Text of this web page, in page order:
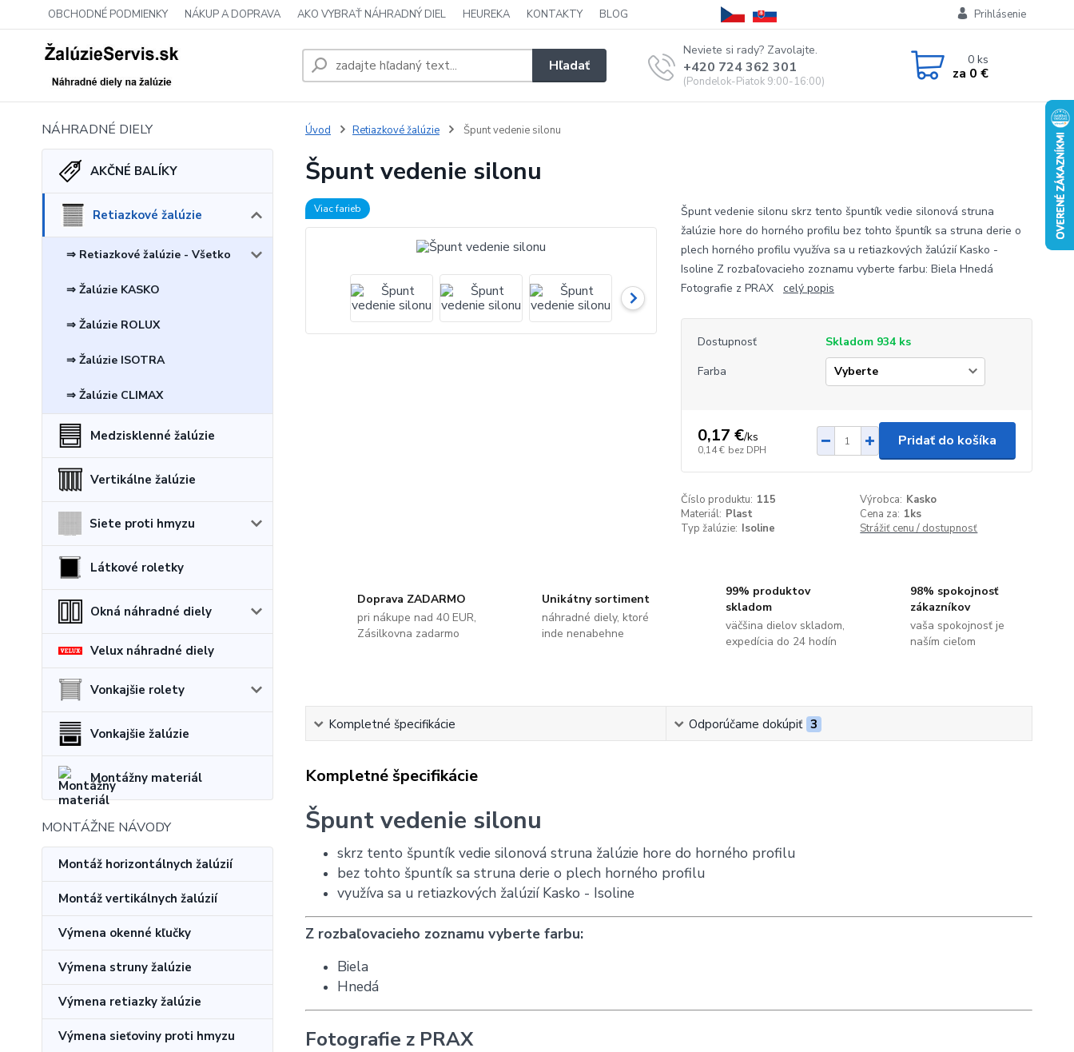
OBCHODNÉ PODMIENKY NÁKUP A DOPRAVA AKO VYBRAŤ NÁHRADNÝ DIEL HEUREKA KONTAKTY BLOG Prihlásenie
Hľadať
Neviete si rady? Zavolajte.
+420 724 362 301
(Pondelok-Piatok 9:00-16:00)
0ks
za 0 €
NÁHRADNÉ DIELY
AKČNÉ BALÍKY
Retiazkové žalúzie
⇒ Retiazkové žalúzie - Všetko
⇒ Žalúzie KASKO
⇒ Žalúzie ROLUX
⇒ Žalúzie ISOTRA
⇒ Žalúzie CLIMAX
Medzisklenné žalúzie
Vertikálne žalúzie
Siete proti hmyzu
Látkové roletky
Okná náhradné diely
Velux náhradné diely
Vonkajšie rolety
Vonkajšie žalúzie
Montážny materiál
MONTÁŽNE NÁVODY
Montáž horizontálnych žalúzií
Montáž vertikálnych žalúzií
Výmena okenné kľučky
Výmena struny žalúzie
Výmena retiazky žalúzie
Výmena sieťoviny proti hmyzu
Úvod Retiazkové žalúzie Špunt vedenie silonu
Špunt vedenie silonu
Viac farieb
Špunt vedenie silonu skrz tento špuntík vedie silonová struna
žalúzie hore do horného profilu bez tohto špuntík sa struna derie o
plech horného profilu využíva sa u retiazkových žalúzií Kasko -
Isoline Z rozbaľovacieho zoznamu vyberte farbu: Biela Hnedá
Fotografie z PRAX celý popis
Dostupnosť
Skladom 934 ks
Farba
0,17 €/ks
0,14 € bez DPH
Pridať do košíka
Číslo produktu: 115 Výrobca: Kasko
Materiál: Plast Cena za: 1ks
Typ žalúzie: Isoline Strážiť cenu / dostupnosť
Doprava ZADARMO
pri nákupe nad 40 EUR,
Zásilkovna zadarmo
Unikátny sortiment
náhradné diely, ktoré
inde nenabehne
99% produktov
skladom
väčšina dielov skladom,
expedícia do 24 hodín
98% spokojnosť
zákazníkov
vaša spokojnosť je
naším cieľom
Kompletné špecifikácie Odporúčame dokúpiť 3
Kompletné špecifikácie
Špunt vedenie silonu
skrz tento špuntík vedie silonová struna žalúzie hore do horného profilu
bez tohto špuntík sa struna derie o plech horného profilu
využíva sa u retiazkových žalúzií Kasko - Isoline
Z rozbaľovacieho zoznamu vyberte farbu:
Biela
Hnedá
Fotografie z PRAX